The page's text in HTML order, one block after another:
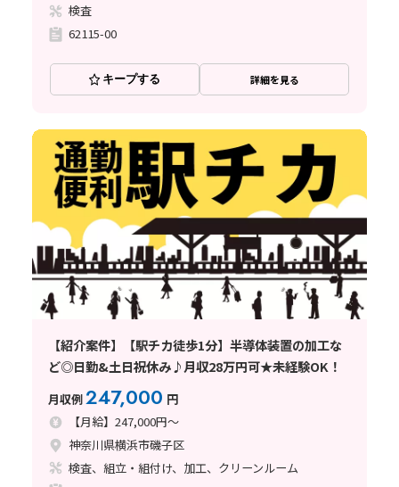
検査
62115-00
キープする 詳細を見る
【紹介案件】【駅チカ徒歩1分】半導体装置の加工な
ど◎日勤&土日祝休み♪月収28万円可★未経験OK！
月収例247,000 円
【月給】247,000円～
神奈川県横浜市磯子区
検査、組立・組付け、加工、クリーンルーム